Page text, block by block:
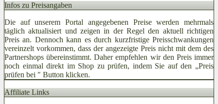
Infos zu Preisangaben
Die auf unserem Portal angegebenen Preise werden mehrmals
täglich aktualisiert und zeigen in der Regel den aktuell richtigen
Preis an. Dennoch kann es durch kurzfristige Preisschwankungen
vereinzelt vorkommen, dass der angezeigte Preis nicht mit dem des
Partnershops übereinstimmt. Daher empfehlen wir den Preis immer
noch einmal direkt im Shop zu prüfen, indem Sie auf den „Preis
prüfen bei " Button klicken.
Affiliate Links